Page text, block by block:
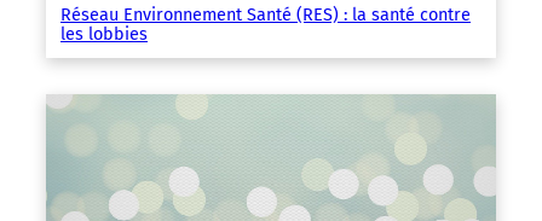
Réseau Environnement Santé (RES) : la santé contre
les lobbies